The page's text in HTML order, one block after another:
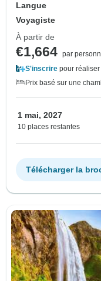
Langue
Voyagiste
À partir de
€1,664 par
S'inscrire pour
Prix basé sur une
1 mai, 2027
10 places restantes
Télécharger la